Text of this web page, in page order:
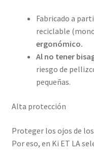
Fabricado a
reciclable
ergonómico.
Al no tener
riesgo de
pequeñas.
Alta protección
Proteger los ojos de
Por eso, en Ki ET LA